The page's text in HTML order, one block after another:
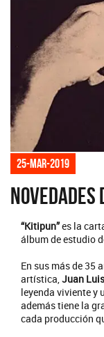
25-mar-2019
Novedades
“Kitipun”es la
álbum de estudio
En sus más de 35
artística, Juan
leyenda viviente y
además tiene la
cada producción